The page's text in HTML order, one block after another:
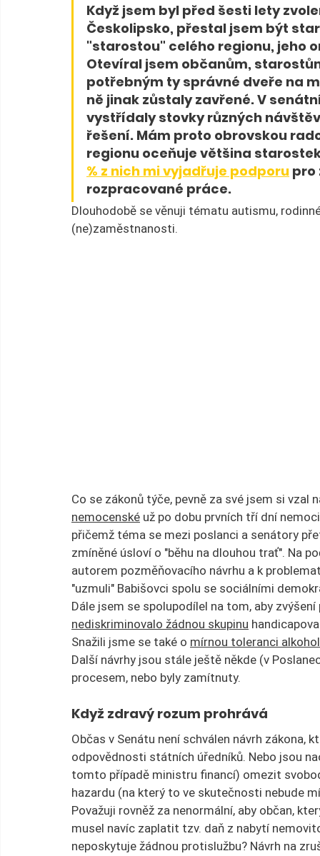
Když jsem byl před šesti lety
Českolipsko, přestal jsem být
"starostou" celého regionu, jeho
Otevíral jsem občanům,
potřebným ty správné dveře na
ně jinak zůstaly zavřené. V
vystřídaly stovky různých
řešení. Mám proto obrovskou
regionu oceňuje většina
% z nich mi vyjadřuje podporu pro
rozpracované práce.
Dlouhodobě se věnuji tématu autismu,
(ne)zaměstnanosti.
Co se zákonů týče, pevně za své jsem si vzal
nemocenské už po dobu prvních tří dní
přičemž téma se mezi poslanci a senátory
zmíněné úsloví o "běhu na dlouhou trať". Na
autorem pozměňovacího návrhu a k
"uzmuli" Babišovci spolu se sociálními
Dále jsem se spolupodílel na tom, aby
nediskriminovalo žádnou skupinu
Snažili jsme se také o mírnou toleranci
Další návrhy jsou stále ještě někde (v
procesem, nebo byly zamítnuty.
Když zdravý rozum prohrává
Občas v Senátu není schválen návrh zákona,
odpovědnosti státních úředníků. Nebo jsou
tomto případě ministru financí) omezit
hazardu (na který to ve skutečnosti nebude
Považuji rovněž za nenormální, aby občan,
musel navíc zaplatit tzv. daň z nabytí
neposkytuje žádnou protislužbu? Návrh na